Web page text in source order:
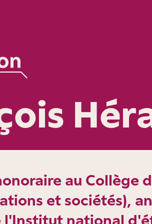
au Collège
et sociétés),
l'Institut national